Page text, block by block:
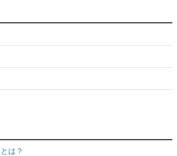
は？